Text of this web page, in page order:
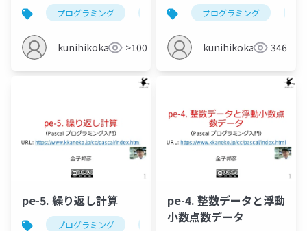
プログラミング 計算 変数
kunihikokaneko>100
プログラミング
kunihikokaneko346
pe-5. 繰り返し計算
プログラミング pascal while
pe-4. 整数データと浮動
小数点数データ